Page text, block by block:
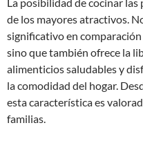
de los mayores atractivos.
significativo en
sino que también ofrece la
alimenticios saludables y
la comodidad del hogar.
esta característica es
familias.